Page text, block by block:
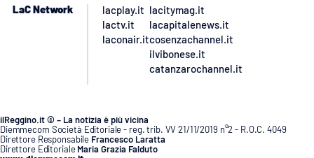
LaC Network
lacplay.it
lactv.it
laconair.it
lacitymag.it
lacapitalenews.it
cosenzachannel.it
ilvibonese.it
catanzarochannel.it
ilReggino.it © – La notizia è più vicina
Diemmecom Società Editoriale - reg. trib. VV 21/11/2019 n°2 - R.O.C. 4049
Direttore Responsabile Francesco Laratta
Direttore Editoriale Maria Grazia Falduto